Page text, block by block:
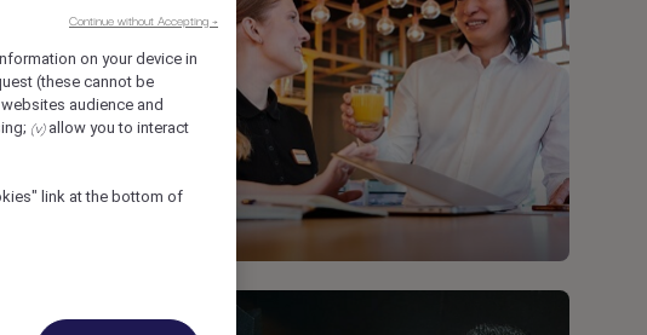
on your device in
(these cannot be
audience and
(v)allow you to interact
link at the bottom of
Continue without Accepting →